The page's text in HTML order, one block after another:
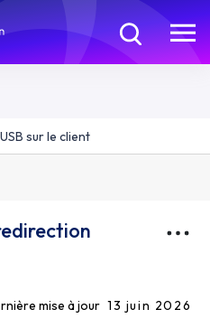
sur le client
mise à jour 13 juin 2026